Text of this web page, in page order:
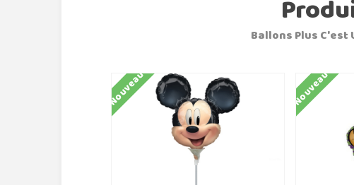
Ballons Plus C'est
Nouveau Nouveau